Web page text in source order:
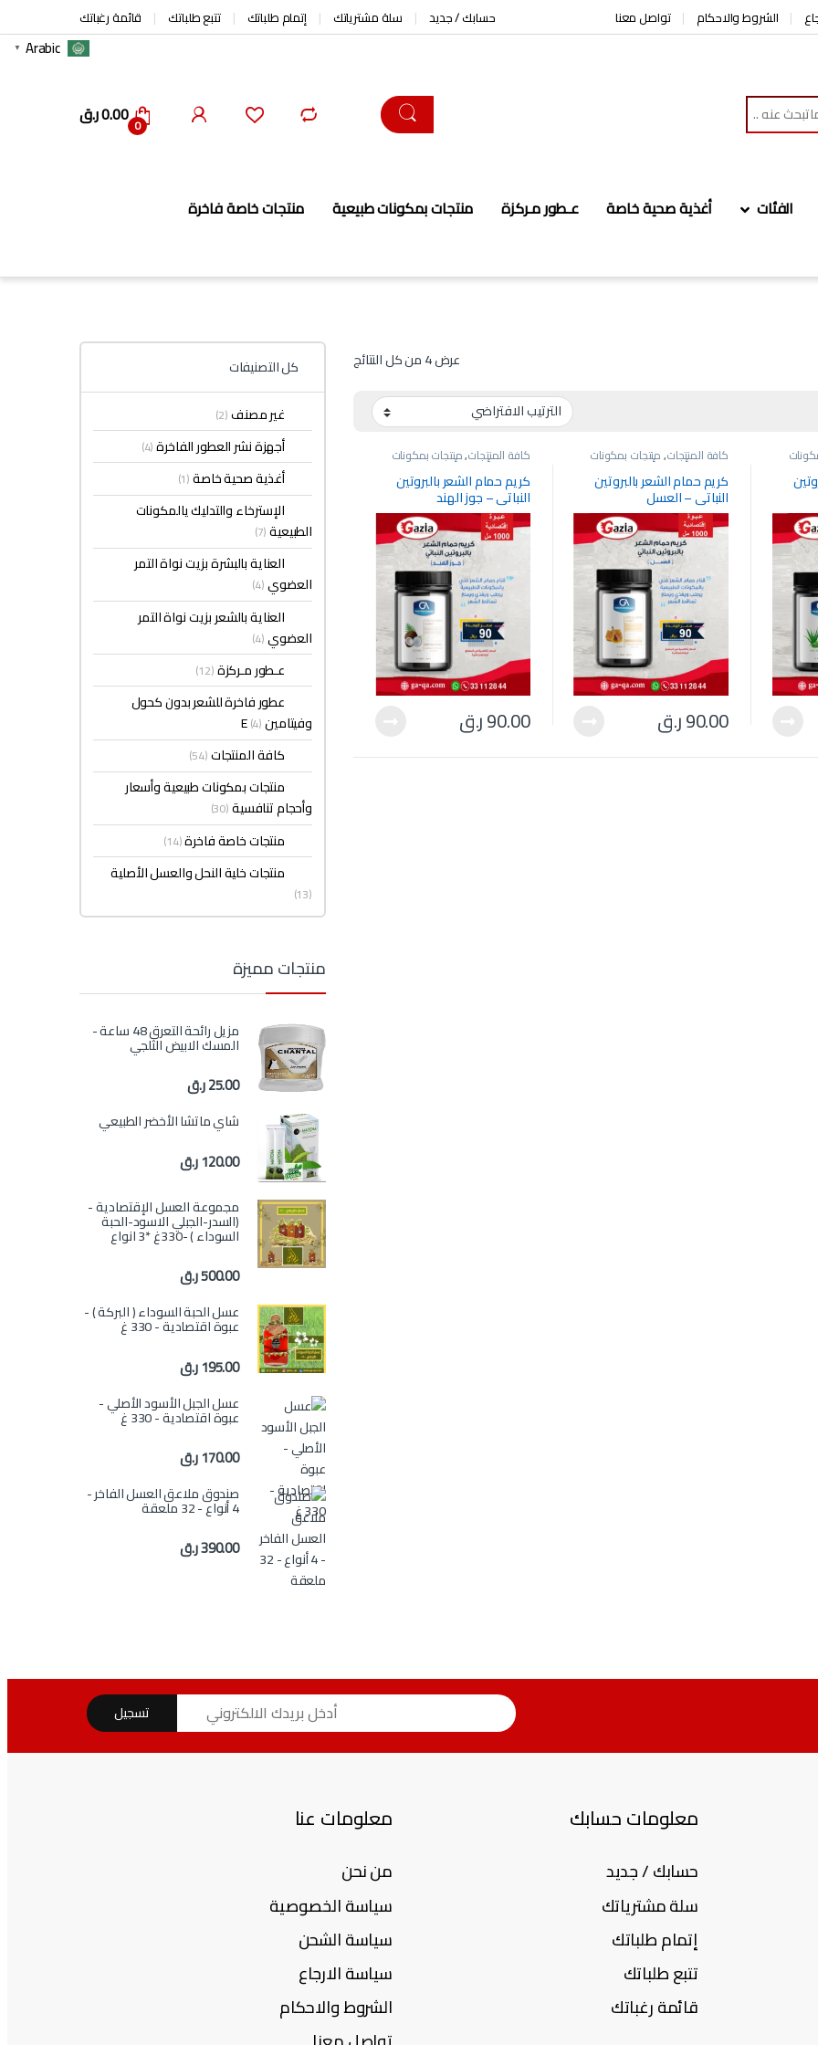
الشروط والاحكام تواصل معنا حسابك / جديد سلة مشترياتك إتمام طلباتك تتبع طلباتك قائمة رغباتك
0
0.00ر.ق
الفئات أغذية صحية خاصة عـطور مـركزة منتجات بمكونات طبيعية
منتجات خاصة فاخرة
عرض ⁦4⁩ من كل النتائج
كافة المنتجات,منتجات بمكونات
طبيعية وأسعار وأحجام تنافسية
كريم حمام الشعر بالبروتين
النباتي – العسل
90.00ر.ق
كافة المنتجات,منتجات بمكونات
طبيعية وأسعار وأحجام تنافسية
كريم حمام الشعر بالبروتين
النباتي – جوز الهند
90.00ر.ق
كل التصنيفات
غير مصنف(2)
أجهزة نشر العطور الفاخرة(4)
أغذية صحية خاصة(1)
الإسترخاء والتدليك يالمكونات
الطبيعية(7)
العناية بالبشرة بزيت نواة التمر
العضوي(4)
العناية بالشعر بزيت نواة التمر
العضوي(4)
عـطور مـركزة(12)
عطور فاخرة للشعر بدون كحول
وفيتامين E(4)
كافة المنتجات(54)
منتجات بمكونات طبيعية وأسعار
وأحجام تنافسية(30)
منتجات خاصة فاخرة(14)
منتجات خلية النحل والعسل الأصلية
(13)
منتجات مميزة
مزيل رائحة التعرق 48 ساعة -
المسك الابيض الثلجي
25.00ر.ق
شاي ماتشا الأخضر الطبيعي
120.00ر.ق
مجموعة العسل الإقتصادية -
(السدر-الجبلي الاسود-الحبة
السوداء ) -330غ *3 انواع
500.00ر.ق
عسل الحبة السوداء ( البركة ) -
عبوة اقتصادية - 330 غ
195.00ر.ق
عسل الجبل الأسود الأصلي -
عبوة اقتصادية - 330 غ
170.00ر.ق
صندوق ملاعق العسل الفاخر -
4 أنواع - 32 ملعقة
390.00ر.ق
تسجيل
معلومات حسابك
حسابك / جديد
سلة مشترياتك
إتمام طلباتك
تتبع طلباتك
قائمة رغباتك
معلومات عنا
من نحن
سياسة الخصوصية
سياسة الشحن
سياسة الارجاع
الشروط والاحكام
Arabic
▼